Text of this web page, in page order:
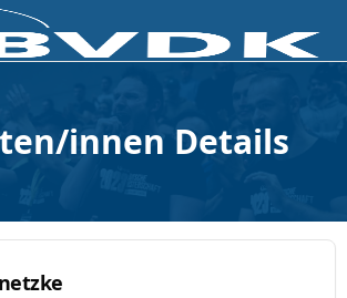
innen Details